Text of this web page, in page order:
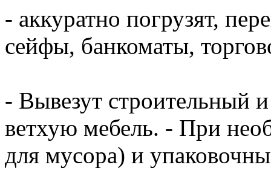
- аккуратно погрузят,
сейфы, банкоматы,
- Вывезут строительный
ветхую мебель. - При
для мусора) и